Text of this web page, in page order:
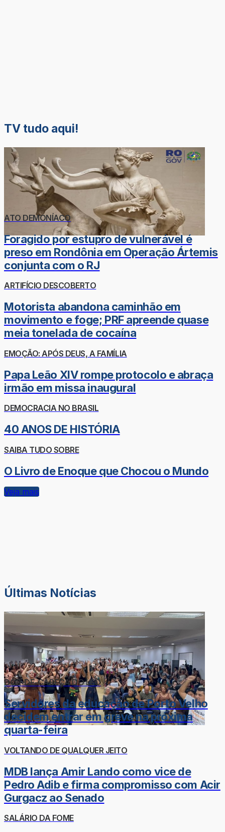
TV tudo aqui!
ATO DEMONÍACO
Foragido por estupro de vulnerável é
preso em Rondônia em Operação Ártemis
conjunta com o RJ
ARTIFÍCIO DESCOBERTO
Motorista abandona caminhão em
movimento e foge; PRF apreende quase
meia tonelada de cocaína
EMOÇÃO: APÓS DEUS, A FAMÍLIA
Papa Leão XIV rompe protocolo e abraça
irmão em missa inaugural
DEMOCRACIA NO BRASIL
40 ANOS DE HISTÓRIA
SAIBA TUDO SOBRE
O Livro de Enoque que Chocou o Mundo
Veja mais
Últimas Notícias
DOR-DE-CABEÇA DO LÉO
Servidores da educação de Porto Velho
decidem entrar em greve na próxima
quarta-feira
VOLTANDO DE QUALQUER JEITO
MDB lança Amir Lando como vice de
Pedro Adib e firma compromisso com Acir
Gurgacz ao Senado
SALÁRIO DA FOME